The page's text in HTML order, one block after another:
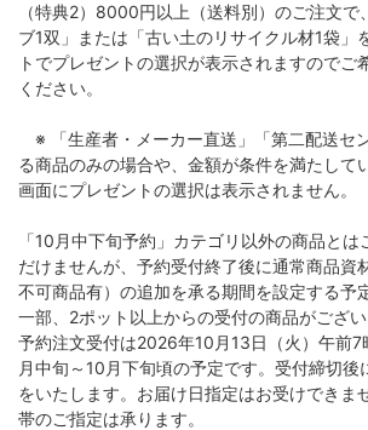
（特典2）8000円以上（送料別）のご注文で
ブ1双」または「古い土のリサイクル材1袋」
トでプレゼントの選択が表示されますのでご
ください。
※ 「生産者・メーカー直送」「第二配送セ
る商品のみの場合や、金額が条件を満たして
画面にプレゼントの選択は表示されません。
「10月中下旬予約」カテゴリ以外の商品とは
だけませんが、予約受付終了後に通常商品資
不可商品有）の追加を承る期間を設定する予
一部、2ポット以上からの受付の商品がござい
予約注文受付は2026年10月13日（火）午前7
月中旬～10月下旬頃の予定です。受付締切後
をいたします。お届け日指定はお受けできま
帯のご指定は承ります。